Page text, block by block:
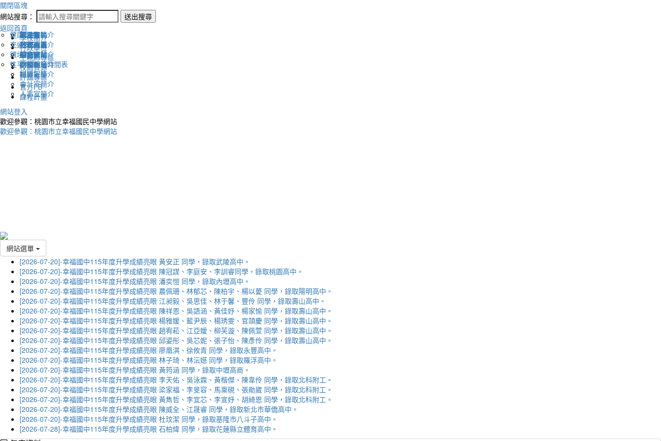
關閉區塊
網站搜尋：
送出搜尋
返回首頁
學校簡介
認識幸福
地理位置
英文網站
幸福相簿
媒體報導
行政單位
校長室簡介
教務處簡介
學務處簡介
總務處簡介
輔導室簡介
會計室簡介
人事室簡介
生親師專區
新生專區
升學專區
圖書館藏
學校作息時間表
校園資源
電子報
下載列表
評鑑專區
健康促進
交通安全
環境教育
性平教育
官方FB
課程計畫
網站登入
歡迎參觀：桃園市立幸福國民中學網站
歡迎參觀：桃園市立幸福國民中學網站
網站選單
[2026-07-20]-幸福國中115年度升學成績亮眼 黃安正 同學，錄取武陵高中。
[2026-07-20]-幸福國中115年度升學成績亮眼 陳冠謀、李庭安、李訓睿同學，錄取桃園高中。
[2026-07-20]-幸福國中115年度升學成績亮眼 潘奕愷 同學，錄取內壢高中。
[2026-07-20]-幸福國中115年度升學成績亮眼 農佩珊、林郁芯、陳柏宇、楊以薆 同學，錄取陽明高中。
[2026-07-20]-幸福國中115年度升學成績亮眼 江昶毅、吳思佳、林于馨、豐伶 同學，錄取壽山高中。
[2026-07-20]-幸福國中115年度升學成績亮眼 陳祥恩、吳語涵、黃佳妤、楊家愉 同學，錄取壽山高中。
[2026-07-20]-幸福國中115年度升學成績亮眼 楊雅媛、藍尹辰、楊琇雯、官頡慶 同學，錄取壽山高中。
[2026-07-20]-幸福國中115年度升學成績亮眼 趙宥菘、江亞嬡、柳芙漩、陳佩萱 同學，錄取壽山高中。
[2026-07-20]-幸福國中115年度升學成績亮眼 邱姿彤、吳芯妮、張子怡、陳彥伶 同學，錄取壽山高中。
[2026-07-20]-幸福國中115年度升學成績亮眼 廖凰淇、徐攸青 同學，錄取永豐高中。
[2026-07-20]-幸福國中115年度升學成績亮眼 林子琦、林沄嬨 同學，錄取羅浮高中。
[2026-07-20]-幸福國中115年度升學成績亮眼 黃筠涵 同學，錄取中壢高商。
[2026-07-20]-幸福國中115年度升學成績亮眼 李天佑、吳泳霖、黃楷傑、陳韋伶 同學，錄取北科附工。
[2026-07-20]-幸福國中115年度升學成績亮眼 梁家福、李旻容、馬稟硯、張勛崴 同學，錄取北科附工。
[2026-07-20]-幸福國中115年度升學成績亮眼 黃雋哲、李宜芯、李宣妤、胡綺恩 同學，錄取北科附工。
[2026-07-20]-幸福國中115年度升學成績亮眼 陳威全、江晟睿 同學，錄取新北市華僑高中。
[2026-07-20]-幸福國中115年度升學成績亮眼 杜玟潔 同學，錄取基隆市八斗子高中。
[2026-07-28]-幸福國中115年度升學成績亮眼 石柏煒 同學，錄取花蓮縣立體育高中。